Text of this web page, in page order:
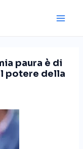
paura è di
potere della